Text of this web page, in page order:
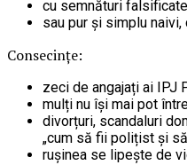
cu semnături
sau pur și simplu
Consecințe:
zeci de angajați ai IPJ
mulți nu își mai pot
divorțuri, scandaluri
„cum să fii polițist și
rușinea se lipește de